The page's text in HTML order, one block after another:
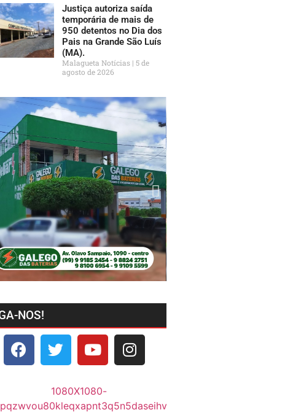
Justiça autoriza saída
temporária de mais de
950 detentos no Dia dos
Pais na Grande São Luís
(MA).
Malagueta Notícias 5 de
agosto de 2026
NOS!